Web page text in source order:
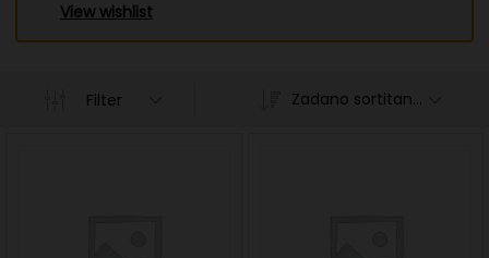
View wishlist
Filter Zadano sortitanje